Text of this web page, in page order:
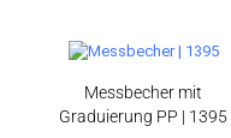
Messbecher mit
Graduierung PP | 1395